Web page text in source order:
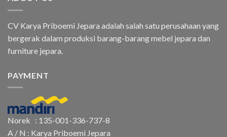
CV Karya Priboemi Jepara adalah salah satu perusahaan yang
bergerak dalam produksi barang-barang mebel jepara dan
furniture jepara.
PAYMENT
Norek : 135-001-336-737-8
A / N : Karya Priboemi Jepara